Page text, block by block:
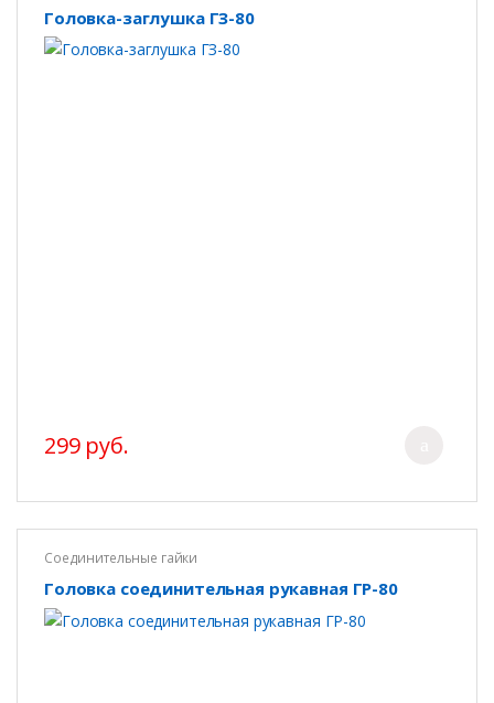
Головка-заглушка ГЗ-80
299 руб.
Соединительные гайки
Головка соединительная рукавная ГР-80